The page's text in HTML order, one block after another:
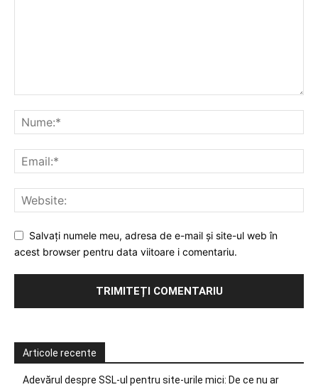
Salvați numele meu, adresa de e-mail și site-ul web în
acest browser pentru data viitoare i comentariu.
Articole recente
Adevărul despre SSL-ul pentru site-urile mici: De ce nu ar